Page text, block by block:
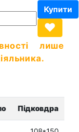
лише
Підковдра